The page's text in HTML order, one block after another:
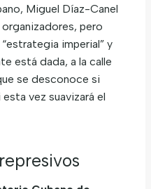
Miguel Díaz-Canel
pero
imperial” y
está dada, a la calle
se desconoce si
vez suavizará el